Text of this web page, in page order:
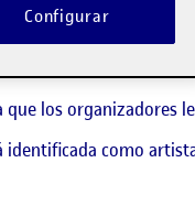
de fans, pero
un problema
los organizadores
identificada como
Configurar